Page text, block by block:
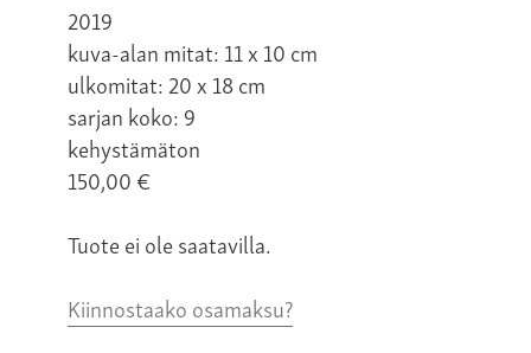
2019
kuva-alan mitat: 11 x 10 cm
ulkomitat: 20 x 18 cm
sarjan koko: 9
kehystämäton
150,00€
Tuote ei ole saatavilla.
Kiinnostaako osamaksu?